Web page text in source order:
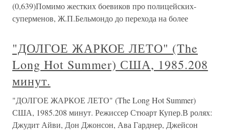
(0,639)Помимо жестких боевиков про полицейских-
суперменов, Ж.П.Бельмондо до перехода на более
"ДОЛГОЕ ЖАРКОЕ ЛЕТО" (The
Long Hot Summer) США, 1985.208
минут.
"ДОЛГОЕ ЖАРКОЕ ЛЕТО" (The Long Hot Summer)
США, 1985.208 минут. Режиссер Стюарт Купер.В ролях:
Джудит Айви, Дон Джонсон, Ава Гарднер, Джейсон